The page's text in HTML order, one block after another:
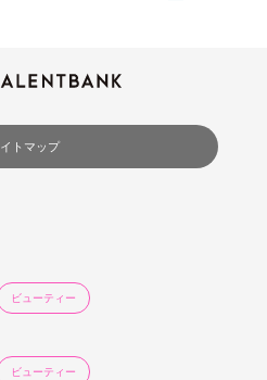
トマップ
ビューティー
ビューティー